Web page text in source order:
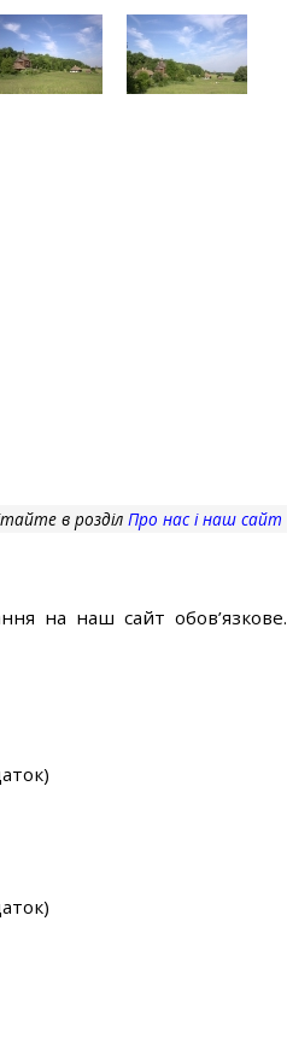
в розділ Про нас і наш сайт
на наш сайт обов’язкове.